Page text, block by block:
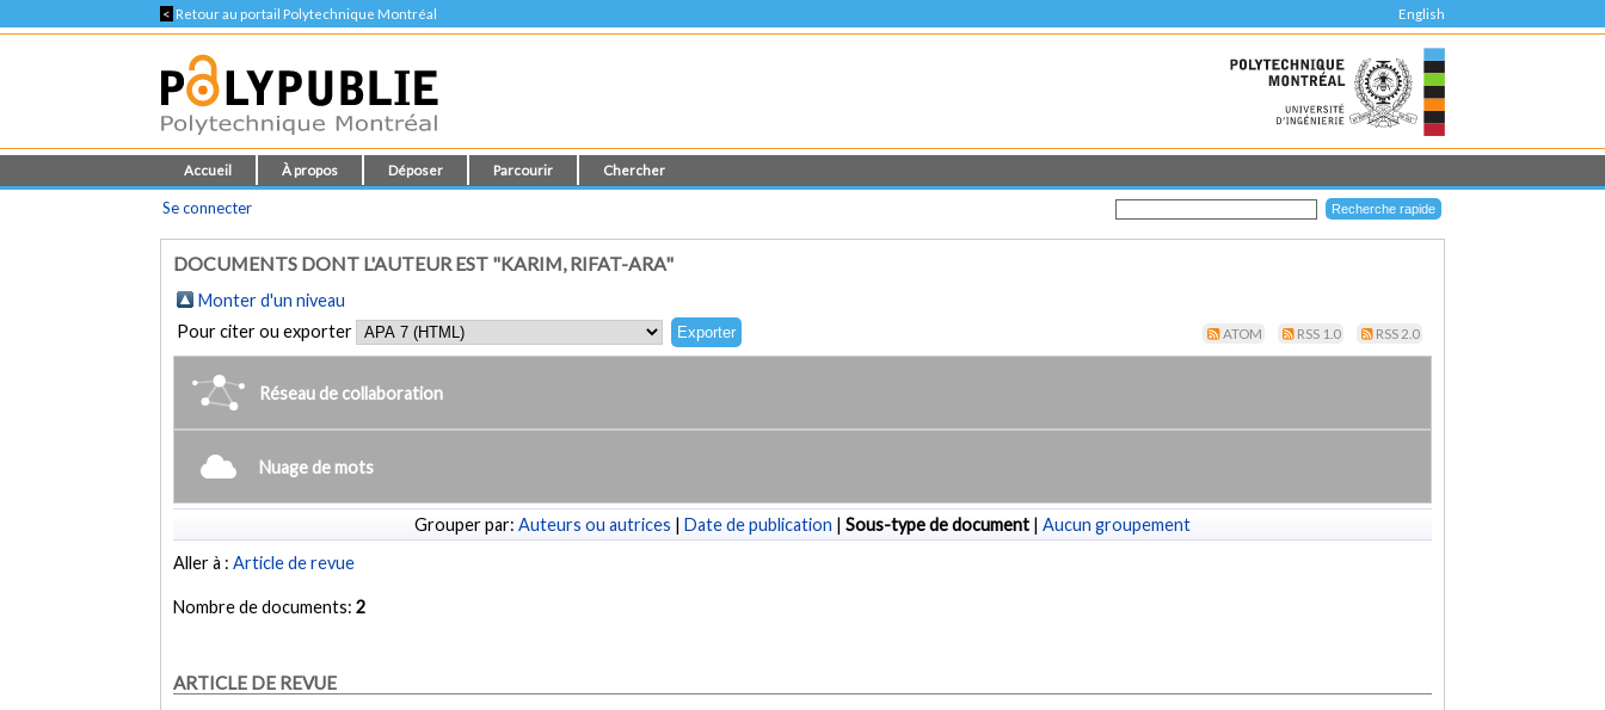
< Retour au portail Polytechnique Montréal English
Accueil À propos Déposer Parcourir Chercher
Se connecter
DOCUMENTS DONT L'AUTEUR EST "KARIM, RIFAT-ARA"
Monter d'un niveau
Pour citer ou exporter
ATOM RSS 1.0 RSS 2.0
Réseau de collaboration
Nuage de mots
Grouper par: Auteurs ou autrices | Date de publication | Sous-type de document | Aucun groupement
Aller à :Article de revue
Nombre de documents:2
ARTICLE DE REVUE